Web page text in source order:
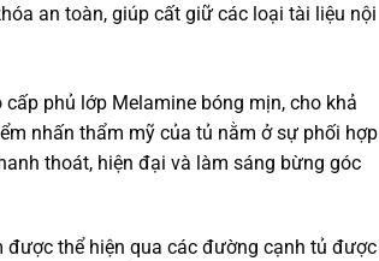
an toàn, giúp cất giữ các loại tài liệu nội
phủ lớp Melamine bóng mịn, cho khả
nhấn thẩm mỹ của tủ nằm ở sự phối hợp
thoát, hiện đại và làm sáng bừng góc
thể hiện qua các đường cạnh tủ được